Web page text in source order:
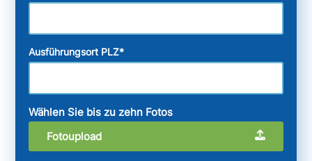
Ausführungsort PLZ*
Wählen Sie bis zu zehn Fotos
Fotoupload